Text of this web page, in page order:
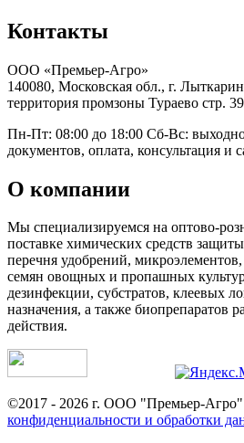
Контакты
ООО «Премьер-Агро»
140080, Московская обл., г.
территория промзоны Тураево стр.
Пн-Пт: 08:00 до 18:00 Сб-Вс:
документов, оплата, консультация и
О компании
Мы специализируемся на оптово-
поставке химических средств
перечня удобрений, микроэлементов,
семян овощных и пропашных
дезинфекции, субстратов, клеевых
назначения, а также биопрепаратов
действия.
©2017 - 2026 г. ООО "Премьер-Агро"
конфиденциальности и обработки